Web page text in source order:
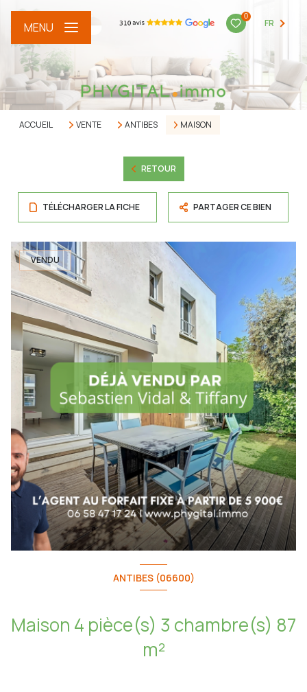
0
FR
MENU
ACCUEIL VENTE ANTIBES MAISON
RETOUR
TÉLÉCHARGER LA FICHE PARTAGER CE BIEN
VENDU
ANTIBES (06600)
Maison 4 pièce(s) 3 chambre(s) 87
m²